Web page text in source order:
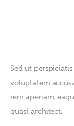
Sed ut
voluptatem
rem aperiam,
quasi architect.